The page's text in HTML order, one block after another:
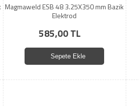
Magmaweld ESB 48 3.25X350 mm Bazik
Elektrod
585,00 TL
Sepete Ekle